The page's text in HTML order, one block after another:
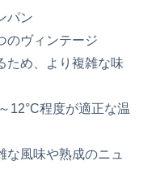
パン
のヴィンテージ
ため、より複雑な味
12°C程度が適正な温
な風味や熟成のニュ